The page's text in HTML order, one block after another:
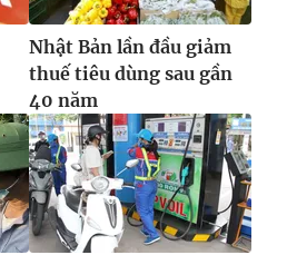
Nhật Bản lần đầu giảm
thuế tiêu dùng sau gần
40 năm